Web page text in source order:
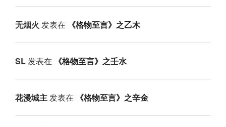
无烟火 发表在 《格物至言》之乙木
SL发表在 《格物至言》之壬水
花漫城主发表在 《格物至言》之辛金